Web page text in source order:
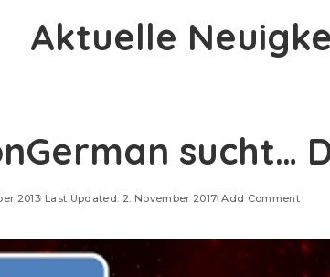
Aktuelle
sucht…
2013 Last Updated: 2. November 2017 Add Comment